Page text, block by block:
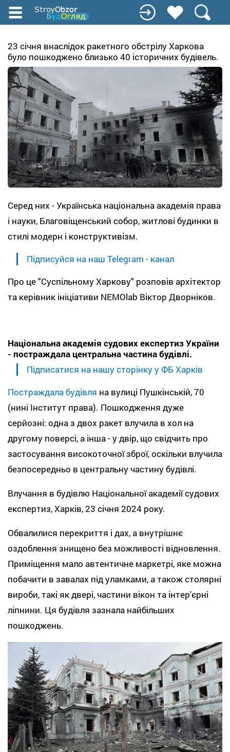
Перейти
содержанию
23 січня внаслідок ракетного обстрілу Харкова
було пошкоджено близько 40 історичних будівель.
Серед них - Українська національна академія права
і науки, Благовіщенський собор, житлові будинки в
стилі модерн і конструктивізм.
Підписуйся на наш Telegram - канал
Про це "Суспільному Харкову" розповів архітектор
та керівник ініціативи NEMOlab Віктор Дворніков.
Національна академія судових експертиз України
- постраждала центральна частина будівлі.
Підписатися на нашу сторінку у ФБ Харків
Постраждала будівля на вулиці Пушкінській, 70
(нині Інститут права). Пошкодження дуже
серйозні: одна з двох ракет влучила в хол на
другому поверсі, а інша - у двір, що свідчить про
застосування високоточної зброї, оскільки влучила
безпосередньо в центральну частину будівлі.
Влучання в будівлю Національної академії судових
експертиз, Харків, 23 січня 2024 року.
Обвалилися перекриття і дах, а внутрішнє
оздоблення знищено без можливості відновлення.
Приміщення мало автентичне маркетрі, яке можна
побачити в завалах під уламками, а також столярні
вироби, такі як двері, частини вікон та інтер'єрні
ліпнини. Ця будівля зазнала найбільших
пошкоджень.